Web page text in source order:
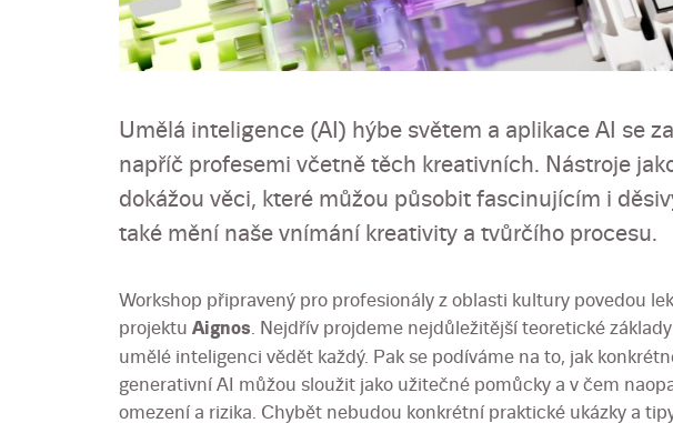
Umělá inteligence (AI) hýbe světem a aplikace AI se
napříč profesemi včetně těch kreativních. Nástroje
dokážou věci, které můžou působit fascinujícím i
také mění naše vnímání kreativity a tvůrčího procesu.
Workshop připravený pro profesionály z oblasti kultury povedou
projektu Aignos . Nejdřív projdeme nejdůležitější teoretické
umělé inteligenci vědět každý. Pak se podíváme na to, jak
generativní AI můžou sloužit jako užitečné pomůcky a v čem
omezení a rizika. Chybět nebudou konkrétní praktické ukázky a